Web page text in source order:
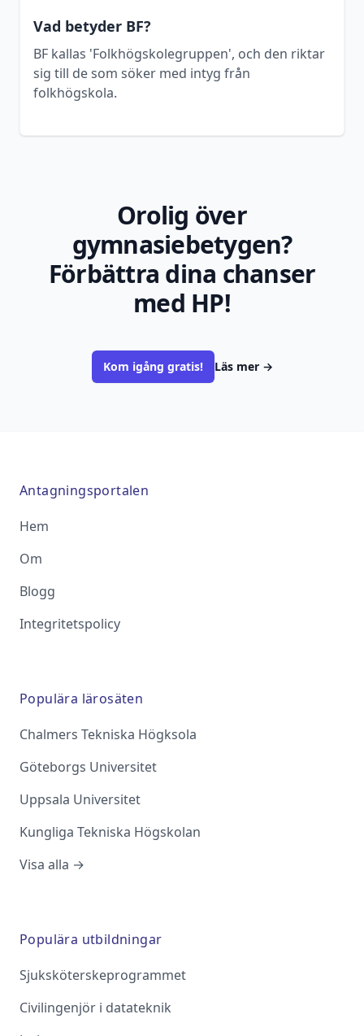
Vad betyder BF?
BF kallas 'Folkhögskolegruppen', och den riktar
sig till de som söker med intyg från
folkhögskola.
Orolig över
gymnasiebetygen?
Förbättra dina chanser
med HP!
Kom igång gratis! Läs mer →
Antagningsportalen
Hem
Om
Blogg
Integritetspolicy
Populära lärosäten
Chalmers Tekniska Högksola
Göteborgs Universitet
Uppsala Universitet
Kungliga Tekniska Högskolan
Visa alla →
Populära utbildningar
Sjuksköterskeprogrammet
Civilingenjör i datateknik